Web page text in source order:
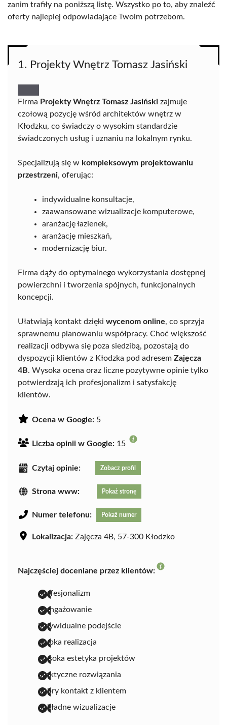
zanim trafiły na poniższą listę. Wszystko po to, aby znaleźć
oferty najlepiej odpowiadające Twoim potrzebom.
1. Projekty Wnętrz Tomasz Jasiński
Firma Projekty Wnętrz Tomasz Jasiński zajmuje
czołową pozycję wśród architektów wnętrz w
Kłodzku, co świadczy o wysokim standardzie
świadczonych usług i uznaniu na lokalnym rynku.
Specjalizują się w kompleksowym projektowaniu
przestrzeni, oferując:
indywidualne konsultacje,
zaawansowane wizualizacje komputerowe,
aranżację łazienek,
aranżację mieszkań,
modernizację biur.
Firma dąży do optymalnego wykorzystania dostępnej
powierzchni i tworzenia spójnych, funkcjonalnych
koncepcji.
Ułatwiają kontakt dzięki wycenom online, co sprzyja
sprawnemu planowaniu współpracy. Choć większość
realizacji odbywa się poza siedzibą, pozostają do
dyspozycji klientów z Kłodzka pod adresem Zajęcza
4B. Wysoka ocena oraz liczne pozytywne opinie tylko
potwierdzają ich profesjonalizm i satysfakcję
klientów.
Ocena w Google: 5
Liczba opinii w Google: 15
Czytaj opinie: Zobacz profil
Strona www: Pokaż stronę
Numer telefonu: Pokaż numer
Lokalizacja: Zajęcza 4B, 57-300 Kłodzko
Najczęściej doceniane przez klientów:
profesjonalizm
zaangażowanie
indywidualne podejście
szybka realizacja
wysoka estetyka projektów
praktyczne rozwiązania
dobry kontakt z klientem
dokładne wizualizacje